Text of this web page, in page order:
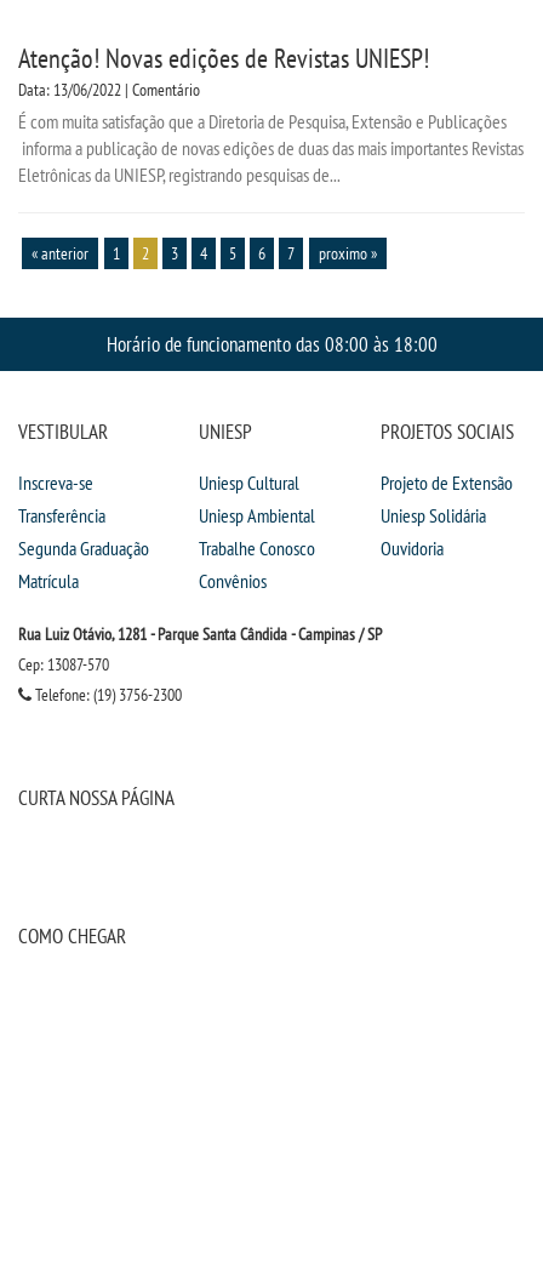
Atenção! Novas edições de Revistas UNIESP!
Data: 13/06/2022 | Comentário
É com muita satisfação que a Diretoria de Pesquisa, Extensão e Publicações
informa a publicação de novas edições de duas das mais importantes Revistas
Eletrônicas da UNIESP, registrando pesquisas de...
« anterior 1 2 3 4 5 6 7 proximo »
Horário de funcionamento das 08:00 às 18:00
VESTIBULAR
Inscreva-se
Transferência
Segunda Graduação
Matrícula
UNIESP
Uniesp Cultural
Uniesp Ambiental
Trabalhe Conosco
Convênios
PROJETOS SOCIAIS
Projeto de Extensão
Uniesp Solidária
Ouvidoria
Rua Luiz Otávio, 1281 - Parque Santa Cândida - Campinas / SP
Cep: 13087-570
Telefone: (19) 3756-2300
CURTA NOSSA PÁGINA
COMO CHEGAR